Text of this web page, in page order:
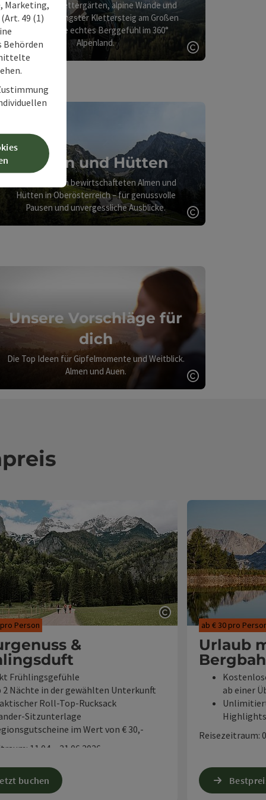
öffnen
Zahlreiche Klettergärten, alpine Wände und
Österreichs längster Klettersteig am Großen
Priel - Spüre echtes Berggefühl im 360°
Alpenland.
Copyright
Almen und Hütten
Die schönsten bewirtschafteten Almen und
Hütten in Oberösterreich – für genussvolle
Pausen und unvergessliche Ausblicke.
Copyright
öffnen
Unsere Vorschläge für
dich
Die Top Ideen für Gipfelmomente und Weitblick.
Almen und Auen.
Copyright
Copyright öffnen
Person
&
Frühlingsgefühle
2 Nächte in der gewählten Unterkunft
Roll-Top-Rucksack
Sitzunterlage
im Wert von € 30,-
11.04. - 21.06.2026
buchen
ab € 30 pro
Urlaub
ab einer
Reisezeitraum:
Marketing,
49 (1)
Behörden